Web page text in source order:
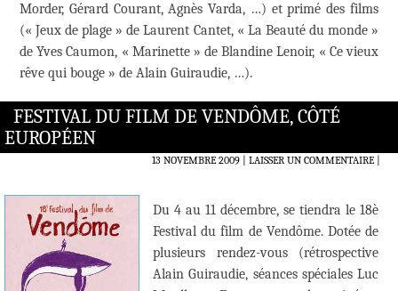
Morder, Gérard Courant, Agnès Varda, …) et primé des films
(« Jeux de plage » de Laurent Cantet, « La Beauté du monde »
de Yves Caumon, « Marinette » de Blandine Lenoir, « Ce vieux
rêve qui bouge » de Alain Guiraudie, …).
FESTIVAL DU FILM DE VENDÔME, CÔTÉ
EUROPÉEN
13 NOVEMBRE 2009 LAISSER UN COMMENTAIRE|
Du 4 au 11 décembre, se tiendra le 18è
Festival du film de Vendôme. Dotée de
plusieurs rendez-vous (rétrospective
Alain Guiraudie, séances spéciales Luc